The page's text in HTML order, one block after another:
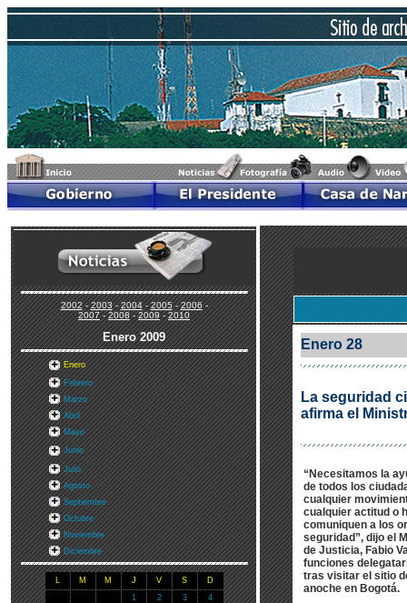
2002-2003-2004-2005-2006-
2007-2008-2009-2010
Enero2009
Enero
Febrero
Marzo
Abril
Mayo
Junio
Julio
Agosto
Septiembre
Octubre
Noviembre
Diciembre
L M M J V S
D
1
2 3
4
Enero 28
La seguridad
afirma el
“Necesitamos la
de todos los
cualquier
cualquier actitud o
comuniquen a los
seguridad”, dijo el
de Justicia, Fabio
funciones
tras visitar el sitio
anoche en Bogotá.